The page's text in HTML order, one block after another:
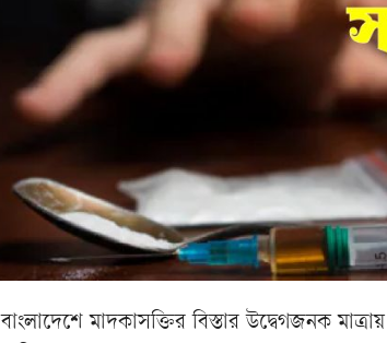
বাংলাদেশে মাদকাসক্তির বিস্তার উদ্বেগজনক